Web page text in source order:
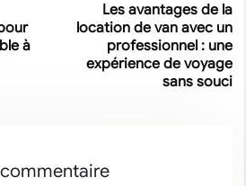
à
Les avantages de la
location de van avec un
professionnel : une
expérience de voyage
sans souci